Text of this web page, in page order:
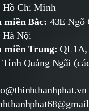
Hồ Chí Minh
miền Bắc: 43E Ngõ
Hà Nội
miền Trung: QL1A,
Quảng Ngãi